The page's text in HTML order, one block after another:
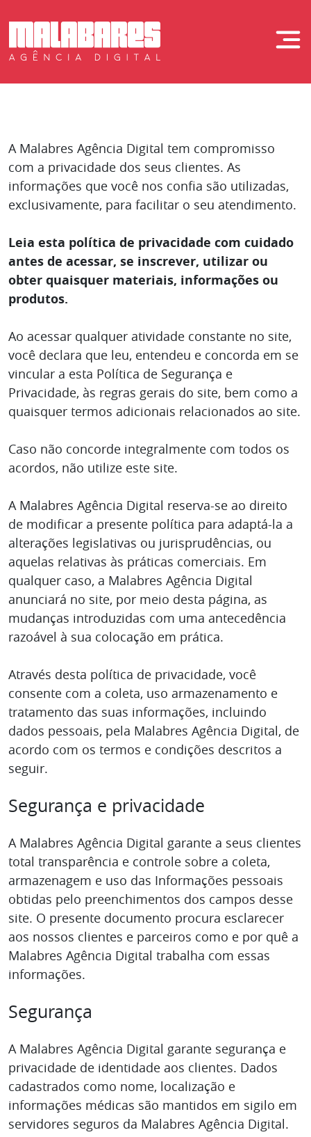
to
content
Malabares
A Malabres Agência Digital tem compromisso
com a privacidade dos seus clientes. As
informações que você nos confia são utilizadas,
exclusivamente, para facilitar o seu atendimento.
Leia esta política de privacidade com cuidado
antes de acessar, se inscrever, utilizar ou
obter quaisquer materiais, informações ou
produtos.
Ao acessar qualquer atividade constante no site,
você declara que leu, entendeu e concorda em se
vincular a esta Política de Segurança e
Privacidade, às regras gerais do site, bem como a
quaisquer termos adicionais relacionados ao site.
Caso não concorde integralmente com todos os
acordos, não utilize este site.
A Malabres Agência Digital reserva-se ao direito
de modificar a presente política para adaptá-la a
alterações legislativas ou jurisprudências, ou
aquelas relativas às práticas comerciais. Em
qualquer caso, a Malabres Agência Digital
anunciará no site, por meio desta página, as
mudanças introduzidas com uma antecedência
razoável à sua colocação em prática.
Através desta política de privacidade, você
consente com a coleta, uso armazenamento e
tratamento das suas informações, incluindo
dados pessoais, pela Malabres Agência Digital, de
acordo com os termos e condições descritos a
seguir.
Segurança e privacidade
A Malabres Agência Digital garante a seus clientes
total transparência e controle sobre a coleta,
armazenagem e uso das Informações pessoais
obtidas pelo preenchimentos dos campos desse
site. O presente documento procura esclarecer
aos nossos clientes e parceiros como e por quê a
Malabres Agência Digital trabalha com essas
informações.
Segurança
A Malabres Agência Digital garante segurança e
privacidade de identidade aos clientes. Dados
cadastrados como nome, localização e
informações médicas são mantidos em sigilo em
servidores seguros da Malabres Agência Digital.